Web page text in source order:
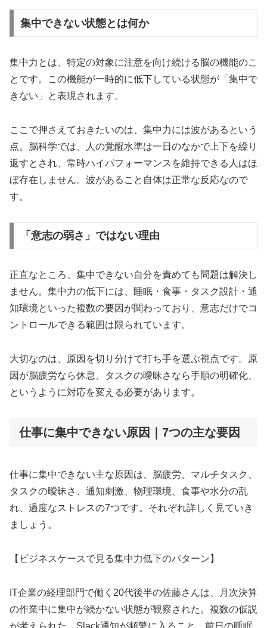
集中できない状態とは何か
集中力とは、特定の対象に注意を向け続ける脳の機能のこ
とです。この機能が一時的に低下している状態が「集中で
きない」と表現されます。
ここで押さえておきたいのは、集中力には波があるという
点。脳科学では、人の覚醒水準は一日のなかで上下を繰り
返すとされ、常時ハイパフォーマンスを維持できる人はほ
ぼ存在しません。波があること自体は正常な反応なので
す。
「意志の弱さ」ではない理由
正直なところ、集中できない自分を責めても問題は解決し
ません。集中力の低下には、睡眠・食事・タスク設計・通
知環境といった複数の要因が関わっており、意志だけでコ
ントロールできる範囲は限られています。
大切なのは、原因を切り分けて打ち手を選ぶ視点です。原
因が脳疲労なら休息、タスクの曖昧さなら手順の明確化、
というように対応を変える必要があります。
仕事に集中できない原因｜7つの主な要因
仕事に集中できない主な原因は、脳疲労、マルチタスク、
タスクの曖昧さ、通知刺激、物理環境、食事や水分の乱
れ、過度なストレスの7つです。それぞれ詳しく見ていき
ましょう。
【ビジネスケースで見る集中力低下のパターン】
IT企業の経理部門で働く20代後半の佐藤さんは、月次決算
の作業中に集中が続かない状態が観察された。複数の仮説
が考えられた。Slack通知が頻繁に入ること、前日の睡眠